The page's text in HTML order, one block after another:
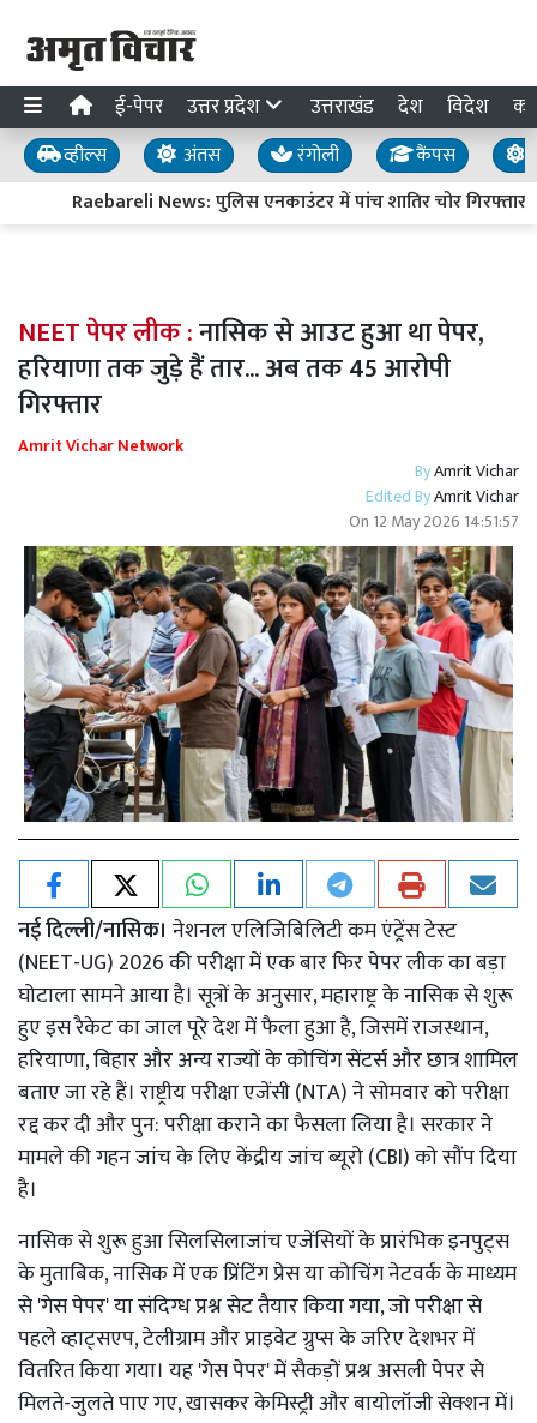
ई-पेपर उत्तर प्रदेश उत्तराखंड देश विदेश
व्हील्स अंतस रंगोली कैंपस
Raebareli News: पुलिस एनकाउंटर में पांच शातिर चोर गिरफ्तार,
NEET पेपर लीक :नासिक से आउट हुआ था पेपर,
हरियाणा तक जुड़े हैं तार... अब तक 45 आरोपी
गिरफ्तार
Amrit Vichar Network
ByAmrit Vichar
Edited ByAmrit Vichar
On 12 May 2026 14:51:57
नई दिल्ली/नासिक। नेशनल एलिजिबिलिटी कम एंट्रेंस टेस्ट
(NEET-UG) 2026 की परीक्षा में एक बार फिर पेपर लीक का बड़ा
घोटाला सामने आया है। सूत्रों के अनुसार, महाराष्ट्र के नासिक से शुरू
हुए इस रैकेट का जाल पूरे देश में फैला हुआ है, जिसमें राजस्थान,
हरियाणा, बिहार और अन्य राज्यों के कोचिंग सेंटर्स और छात्र शामिल
बताए जा रहे हैं। राष्ट्रीय परीक्षा एजेंसी (NTA) ने सोमवार को परीक्षा
रद्द कर दी और पुन: परीक्षा कराने का फैसला लिया है। सरकार ने
मामले की गहन जांच के लिए केंद्रीय जांच ब्यूरो (CBI) को सौंप दिया
है।
नासिक से शुरू हुआ सिलसिलाजांच एजेंसियों के प्रारंभिक इनपुट्स
के मुताबिक, नासिक में एक प्रिंटिंग प्रेस या कोचिंग नेटवर्क के माध्यम
से 'गेस पेपर' या संदिग्ध प्रश्न सेट तैयार किया गया, जो परीक्षा से
पहले व्हाट्सएप, टेलीग्राम और प्राइवेट ग्रुप्स के जरिए देशभर में
वितरित किया गया। यह 'गेस पेपर' में सैकड़ों प्रश्न असली पेपर से
मिलते-जुलते पाए गए, खासकर केमिस्ट्री और बायोलॉजी सेक्शन में।